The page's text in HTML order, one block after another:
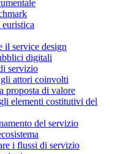
il service design
digitali
servizio
attori coinvolti
proposta di valore
elementi costitutivi del
del servizio
i flussi di servizio